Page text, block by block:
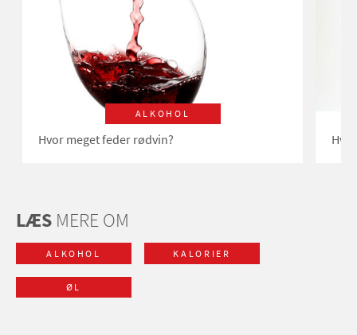
ALKOHOL
Hvor meget feder rødvin?
LÆS MERE OM
ALKOHOL KALORIER
ØL